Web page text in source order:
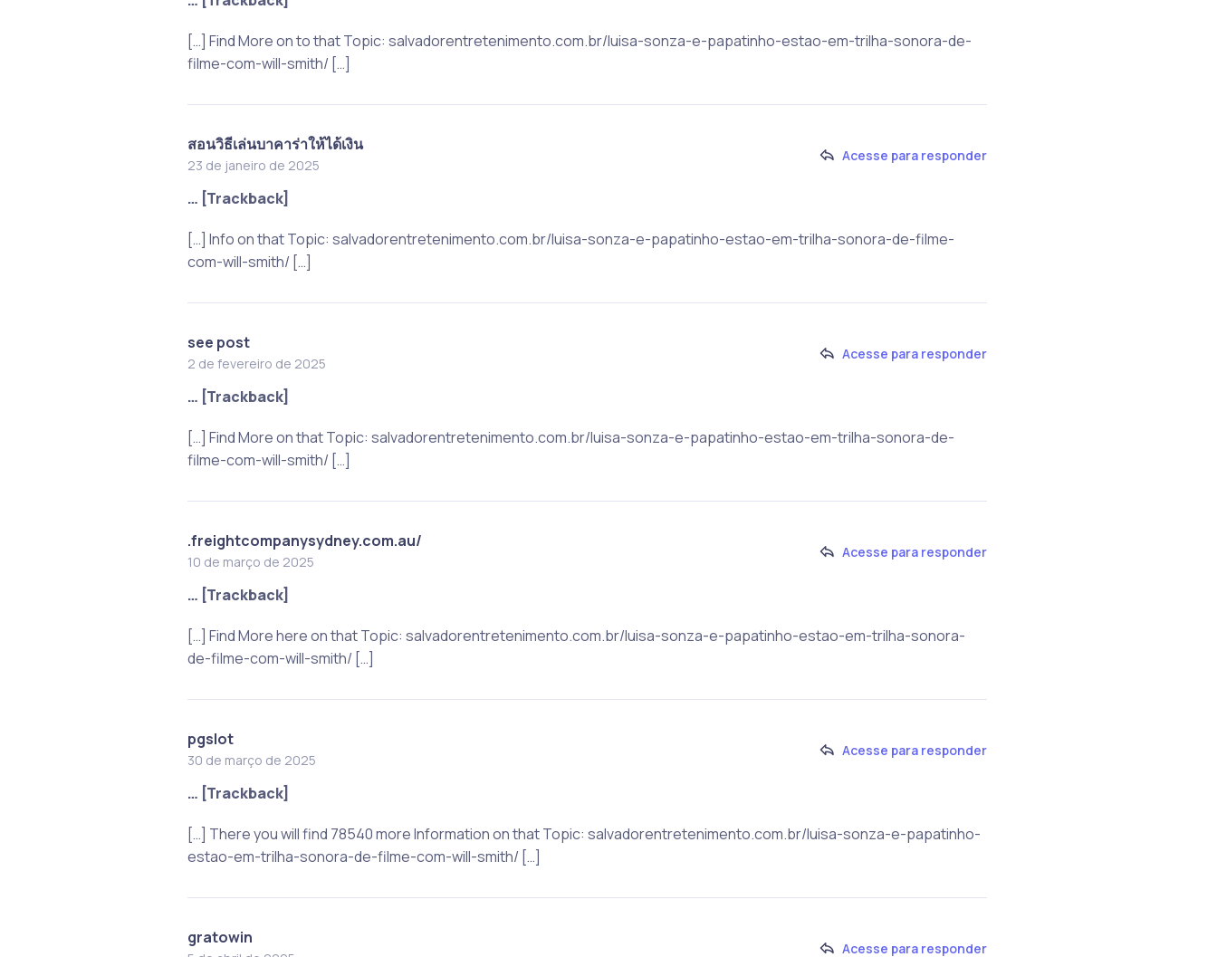
[…] Find More on to that Topic: salvadorentretenimento.com.br/luisa-sonza-e-papatinho-estao-em-trilha-sonora-de-
filme-com-will-smith/ […]
สอนวิธีเล่นบาคาร่าให้ได้เงิน
23 de janeiro de 2025
Acesse para responder
… [Trackback]
[…] Info on that Topic: salvadorentretenimento.com.br/luisa-sonza-e-papatinho-estao-em-trilha-sonora-de-filme-
com-will-smith/ […]
see post
2 de fevereiro de 2025
Acesse para responder
… [Trackback]
[…] Find More on that Topic: salvadorentretenimento.com.br/luisa-sonza-e-papatinho-estao-em-trilha-sonora-de-
filme-com-will-smith/ […]
.freightcompanysydney.com.au/
10 de março de 2025
Acesse para responder
… [Trackback]
[…] Find More here on that Topic: salvadorentretenimento.com.br/luisa-sonza-e-papatinho-estao-em-trilha-sonora-
de-filme-com-will-smith/ […]
pgslot
30 de março de 2025
Acesse para responder
… [Trackback]
[…] There you will find 78540 more Information on that Topic: salvadorentretenimento.com.br/luisa-sonza-e-papatinho-
estao-em-trilha-sonora-de-filme-com-will-smith/ […]
gratowin
Acesse para responder